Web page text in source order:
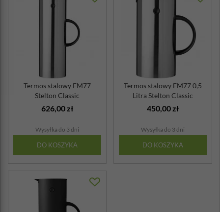
Termos stalowy EM77
Stelton Classic
626,00 zł
Wysyłka do 3 dni
DO KOSZYKA
Termos stalowy EM77 0,5
Litra Stelton Classic
450,00 zł
Wysyłka do 3 dni
DO KOSZYKA